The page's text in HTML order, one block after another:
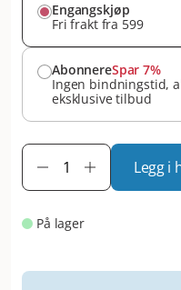
Engangskjøp
Fri frakt fra 599
AbonnereSpar 7%
Ingen bindningstid,
eksklusive tilbud
Legg i
På lager